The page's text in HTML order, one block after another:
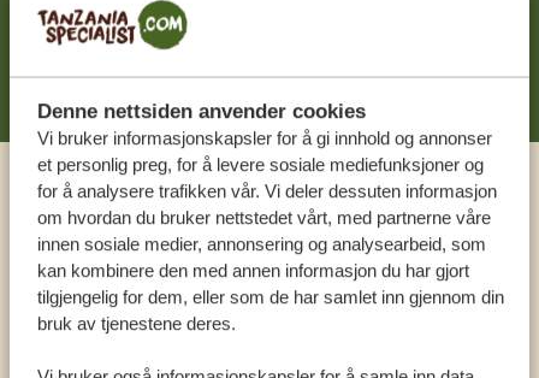
Denne nettsiden anvender cookies
Vi bruker informasjonskapsler for å gi innhold og annonser
et personlig preg, for å levere sosiale mediefunksjoner og
for å analysere trafikken vår. Vi deler dessuten informasjon
om hvordan du bruker nettstedet vårt, med partnerne våre
innen sosiale medier, annonsering og analysearbeid, som
kan kombinere den med annen informasjon du har gjort
tilgjengelig for dem, eller som de har samlet inn gjennom din
bruk av tjenestene deres.
BEGYNN Å PLANLEGGE DRØMMEREISEN
Ring en ekspert
VÅRE SPESIALISTER ER HER FOR Å HJELPE
DEG